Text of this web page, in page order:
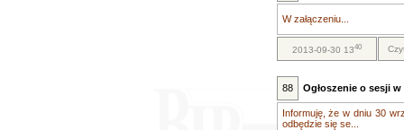
W załączeniu...
2013-09-30 1340
88 Ogłoszenie o sesji
Informuję, że w dniu 30
odbędzie się se...